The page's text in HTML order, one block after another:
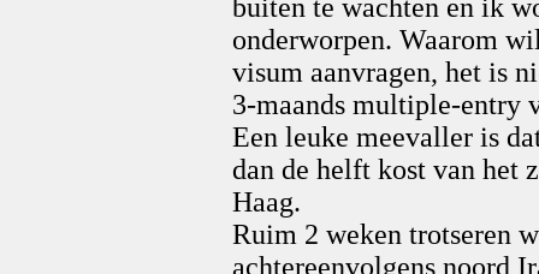
buiten te wachten en ik
onderworpen. Waarom
visum aanvragen, het is
3-maands multiple-entry
Een leuke meevaller is
dan de helft kost van het
Haag.
Ruim 2 weken trotseren
achtereenvolgens noord